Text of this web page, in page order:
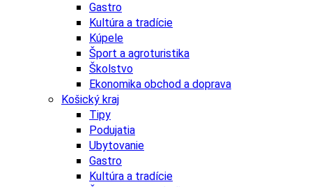
Gastro
Kultúra a tradície
Kúpele
Šport a agroturistika
Školstvo
Ekonomika obchod a doprava
Košický kraj
Tipy
Podujatia
Ubytovanie
Gastro
Kultúra a tradície